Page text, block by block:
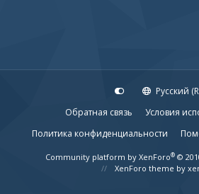
Русский
Обратная связь
Условия
Политика конфиденциальности
Community platform by XenForo® ©
XenForo theme by